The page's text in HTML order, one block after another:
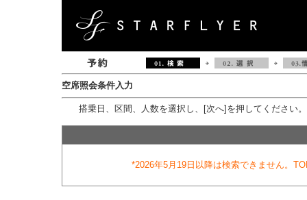
空席照会条件入力
搭乗日、区間、人数を選択し、[次へ]を押してください
*2026年5月19日以降は検索できません。